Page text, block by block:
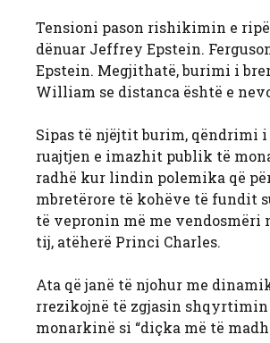
Tensioni pason rishikimin e
dënuar Jeffrey Epstein.
Epstein. Megjithatë, burimi i
William se distanca është e
Sipas të njëjtit burim, qëndrimi
ruajtjen e imazhit publik të
radhë kur lindin polemika që
mbretërore të kohëve të fundit
të vepronin më me vendosmëri
tij, atëherë Princi Charles.
Ata që janë të njohur me
rrezikojnë të zgjasin shqyrtimin
monarkinë si “diçka më të